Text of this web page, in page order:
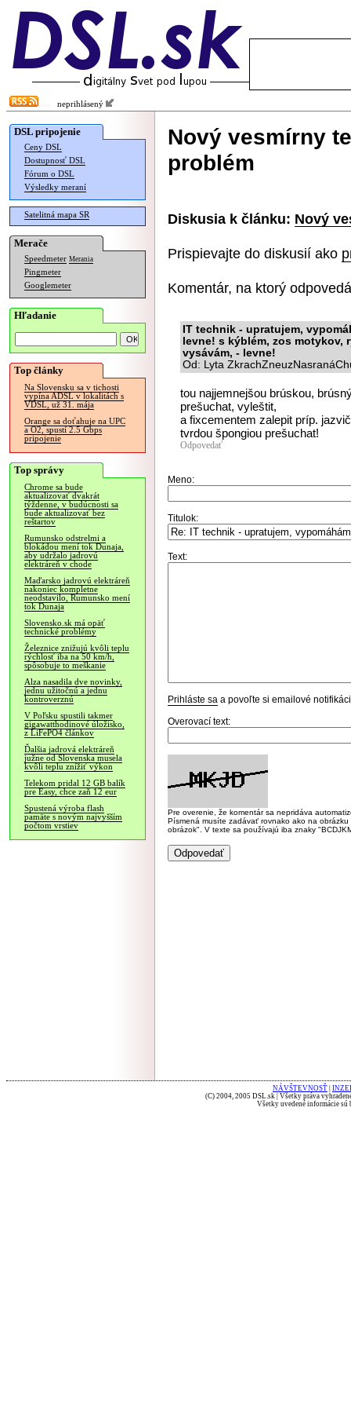
neprihlásený
DSL pripojenie
Ceny DSL
Dostupnosť DSL
Fórum o DSL
Výsledky meraní
Satelitná mapa SR
Merače
Speedmeter Merania
Pingmeter
Googlemeter
Hľadanie
Top články
Na Slovensku sa v tichosti
vypína ADSL v lokalitách s
VDSL, už 31. mája
Orange sa doťahuje na UPC
a O2, spustí 2.5 Gbps
pripojenie
Top správy
Chrome sa bude
aktualizovať dvakrát
týždenne, v budúcnosti sa
bude aktualizovať bez
reštartov
Rumunsko odstrelmi a
blokádou mení tok Dunaja,
aby udržalo jadrovú
elektráreň v chode
Maďarsko jadrovú elektráreň
nakoniec kompletne
neodstavilo, Rumunsko mení
tok Dunaja
Slovensko.sk má opäť
technické problémy
Železnice znižujú kvôli teplu
rýchlosť iba na 50 km/h,
spôsobuje to meškanie
Alza nasadila dve novinky,
jednu užitočnú a jednu
kontroverznú
V Poľsku spustili takmer
gigawatthodinové úložisko,
z LiFePO4 článkov
Ďalšia jadrová elektráreň
južne od Slovenska musela
kvôli teplu znížiť výkon
Telekom pridal 12 GB balík
pre Easy, chce zaň 12 eur
Spustená výroba flash
pamäte s novým najvyšším
počtom vrstiev
Nový vesmírny
problém
Diskusia k článku: Nový
Prispievajte do diskusií ako
Komentár, na ktorý
IT technik - upratujem,
levne! s kýblém, zos motykov,
vysávám, - levne!
Od: Lyta
tou najjemnejšou brúskou,
prešuchat, vyleštit,
a fixcementem zalepit príp.
tvrdou špongiou prešuchat!
Odpovedať
Meno:
Titulok:
Text:
Prihláste sa a povoľte si emailové
Overovací text:
Pre overenie, že komentár sa nepridáva
Písmená musíte zadávať rovnako ako na
obrázok". V texte sa používajú iba znaky
NÁVŠTEVNOSŤ
(C) 2004, 2005 DSL.sk | Všetky práva
Všetky uvedené informácie sú